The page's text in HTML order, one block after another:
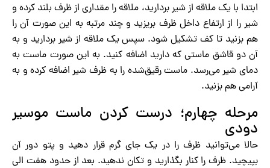
ابتدا با یک ملاقه از شیر بردارید، ملاقه را مقداری از ظرف بلند کرده و
شیر را از ارتفاع داخل ظرف بریزید و چند مرتبه به این صورت آن را
هم بزنید تا کف تشکیل شود. سپس یک ملاقه از شیر بردارید و به
آن دو قاشق ماستی که دارید اضافه کنید. به این صورت ماست به
دمای شیر می‌‌رسد. ماست رقیق‌شده را به ظرف شیر اضافه کرده و به
آرامی هم بزنید.
مرحله چهارم؛ درست کردن ماست موسیر
دودی
حالا می‌توانید ظرف را در یک جای گرم قرار دهید و پتو دور آن
بپیچید. ظرف را کنار بگذارید و تکان ندهید. بعد از حدود هفت الی